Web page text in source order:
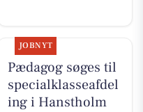
JOBNYT
Pædagog søges til
specialklasseafdel
ing i Hanstholm